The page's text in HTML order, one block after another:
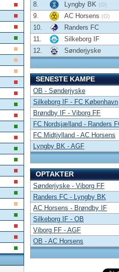
8.
Lyngby BK (O)
9.
AC Horsens (O)
10.
Randers FC
11.
Silkeborg IF
12.
Sønderjyske
SENESTE KAMPE
OB - Sønderjyske
Silkeborg IF - FC København
Brøndby IF - Viborg FF
FC Nordsjælland - Randers
FC Midtjylland - AC Horsens
Lyngby BK - AGF
OPTAKTER
Sønderjyske - Viborg FF
Randers FC - Lyngby BK
AC Horsens - Brøndby IF
Silkeborg IF - OB
Viborg FF - AGF
OB - AC Horsens